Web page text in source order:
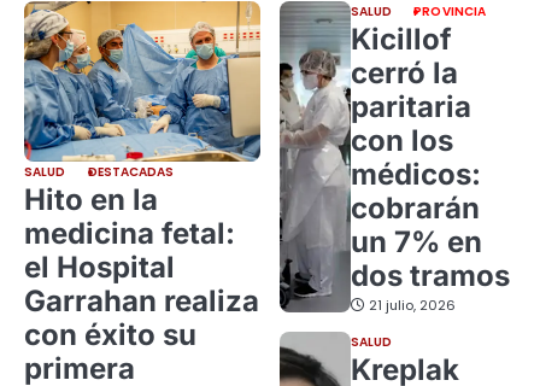
SALUD DESTACADAS
Hito en la
medicina fetal:
el Hospital
Garrahan realiza
con éxito su
primera
SALUD PROVINCIA
Kicillof
cerró la
paritaria
con los
médicos:
cobrarán
un 7% en
dos tramos
21 julio, 2026
SALUD
Kreplak